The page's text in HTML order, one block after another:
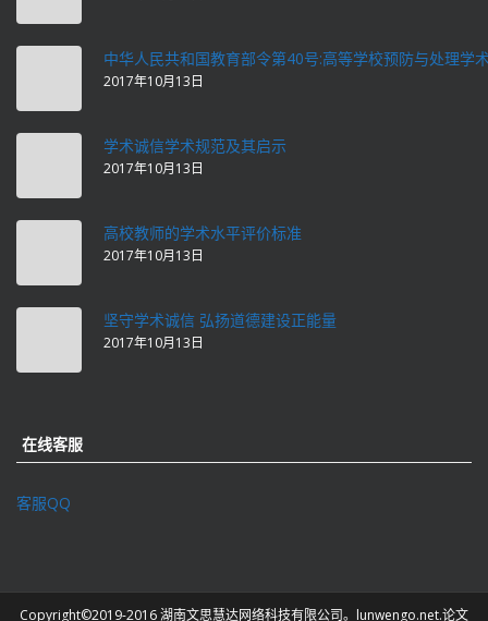
中华人民共和国教育部令第40号:高等学校预防与处理学
2017年10月13日
学术诚信学术规范及其启示
2017年10月13日
高校教师的学术水平评价标准
2017年10月13日
坚守学术诚信 弘扬道德建设正能量
2017年10月13日
在线客服
客服QQ
Copyright©2019-2016 湖南文思慧达网络科技有限公司。lunwengo.net.论文